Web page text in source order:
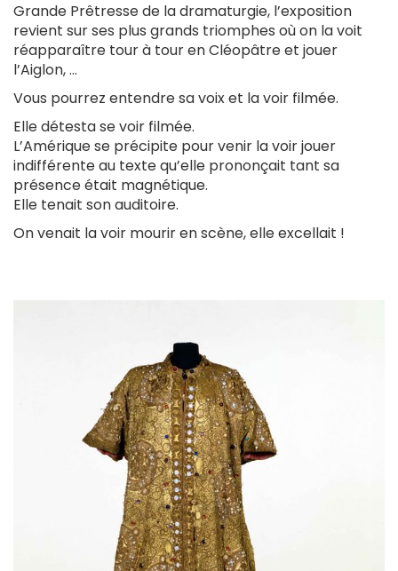
Grande Prêtresse de la dramaturgie, l’exposition
revient sur ses plus grands triomphes où on la voit
réapparaître tour à tour en Cléopâtre et jouer
l’Aiglon, …
Vous pourrez entendre sa voix et la voir filmée.
Elle détesta se voir filmée.
L’Amérique se précipite pour venir la voir jouer
indifférente au texte qu’elle prononçait tant sa
présence était magnétique.
Elle tenait son auditoire.
On venait la voir mourir en scène, elle excellait !